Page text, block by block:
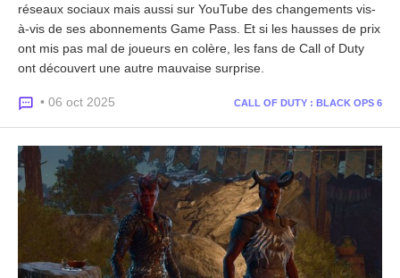
réseaux sociaux mais aussi sur YouTube des changements vis-
à-vis de ses abonnements Game Pass. Et si les hausses de prix
ont mis pas mal de joueurs en colère, les fans de Call of Duty
ont découvert une autre mauvaise surprise.
• 06 oct 2025 CALL OF DUTY : BLACK OPS 6